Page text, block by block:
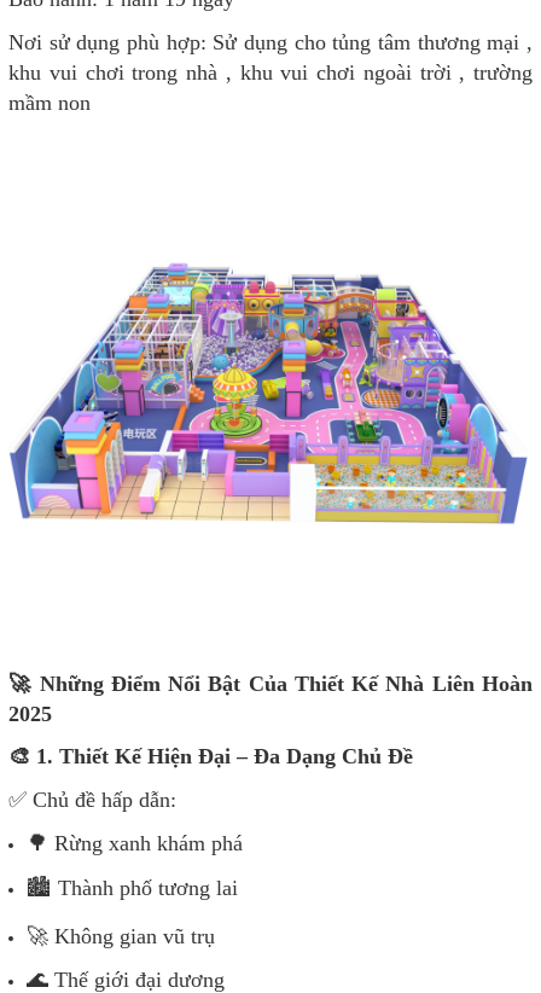
Nơi sử dụng phù hợp: Sử dụng cho tủng tâm thương mại ,
khu vui chơi trong nhà , khu vui chơi ngoài trời , trường
mầm non
🚀 Những Điểm Nổi Bật Của Thiết Kế Nhà Liên Hoàn
2025
🎨 1. Thiết Kế Hiện Đại – Đa Dạng Chủ Đề
✅ Chủ đề hấp dẫn:
🌳 Rừng xanh khám phá
🏙️ Thành phố tương lai
🚀 Không gian vũ trụ
🌊 Thế giới đại dương